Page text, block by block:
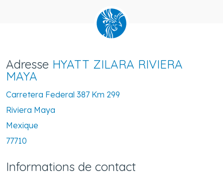
Adresse HYATT ZILARA RIVIERA
MAYA
Carretera Federal 387 Km 299
Riviera Maya
Mexique
77710
Informations de contact